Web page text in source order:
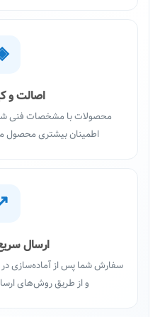
اصالت و
محصولات با مشخصات فنی
اطمینان بیشتری محصول
ارسال
سفارش شما پس از آماده‌سازی
و از طریق روش‌های